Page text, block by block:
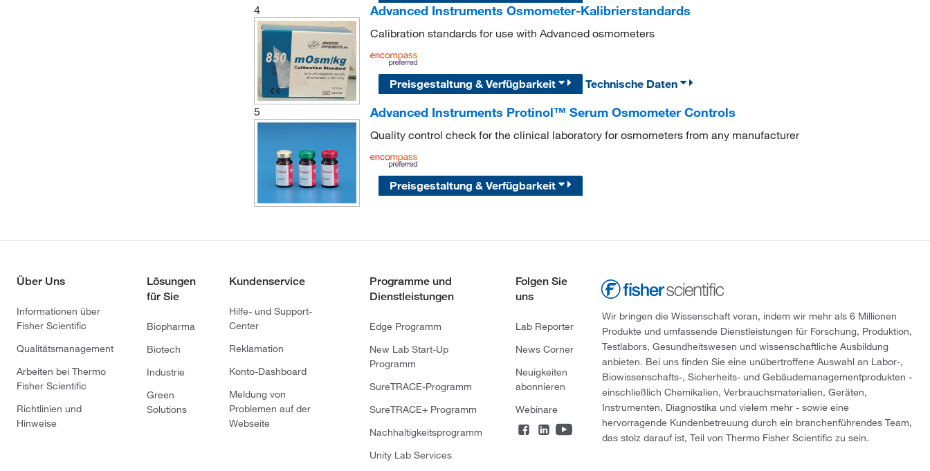
4
Advanced Instruments Osmometer-Kalibrierstandards
Calibration standards for use with Advanced osmometers
Preisgestaltung & Verfügbarkeit
Technische Daten
5
Advanced Instruments Protinol™ Serum Osmometer Controls
Quality control check for the clinical laboratory for osmometers from any manufacturer
Preisgestaltung & Verfügbarkeit
Über Uns
Informationen über
Fisher Scientific
Qualitätsmanagement
Arbeiten bei Thermo
Fisher Scientific
Richtlinien und
Hinweise
Lösungen
für Sie
Biopharma
Biotech
Industrie
Green
Solutions
Kundenservice
Hilfe- und Support-
Center
Reklamation
Konto-Dashboard
Meldung von
Problemen auf der
Webseite
Programme und
Dienstleistungen
Edge Programm
New Lab Start-Up
Programm
SureTRACE-Programm
SureTRACE+ Programm
Nachhaltigkeitsprogramm
Unity Lab Services
Folgen Sie
uns
Lab Reporter
News Corner
Neuigkeiten
abonnieren
Webinare
Wir bringen die Wissenschaft voran, indem wir mehr als 6 Millionen
Produkte und umfassende Dienstleistungen für Forschung, Produktion,
Testlabors, Gesundheitswesen und wissenschaftliche Ausbildung
anbieten. Bei uns finden Sie eine unübertroffene Auswahl an Labor-,
Biowissenschafts-, Sicherheits- und Gebäudemanagementprodukten -
einschließlich Chemikalien, Verbrauchsmaterialien, Geräten,
Instrumenten, Diagnostika und vielem mehr - sowie eine
hervorragende Kundenbetreuung durch ein branchenführendes Team,
das stolz darauf ist, Teil von Thermo Fisher Scientific zu sein.